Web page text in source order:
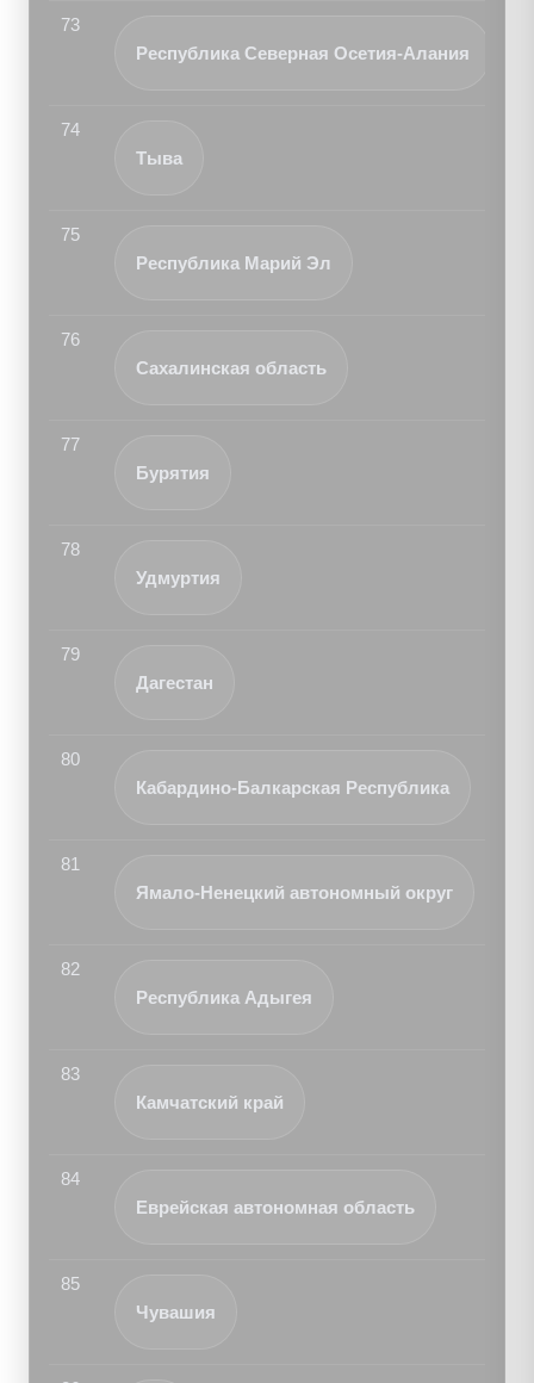
73
Республика Северная Осетия-Алания
74
Тыва
75
Республика Марий Эл
76
Сахалинская область
77
Бурятия
78
Удмуртия
79
Дагестан
80
Кабардино-Балкарская Республика
81
Ямало-Ненецкий автономный округ
82
Республика Адыгея
83
Камчатский край
84
Еврейская автономная область
85
Чувашия